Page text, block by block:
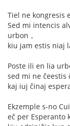
Tiel ne kongresis
Sed mi intencis
urbon，
kiu jam estis niaj
Poste ili en lia
sed mi ne ĉeestis
kaj iuj ĉinaj
Ekzemple s-no
eĉ per Esperanto